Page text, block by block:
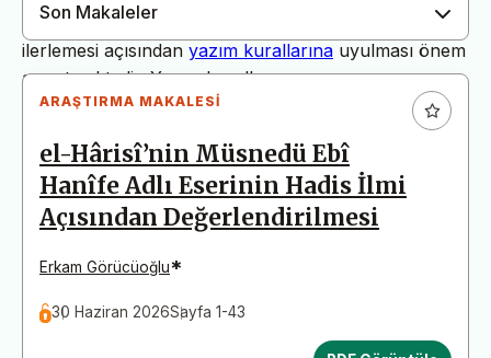
Dergimiz yayın süreçlerinin daha hızlı ve sağlıklı
ilerlemesi açısından yazım kurallarına uyulması önem
arz etmektedir. Yazım kurallarına uymayan
başvurular değerlendirme aşamasına alınmadan iade
edilecektir. Bu nedenle çalışmalarınızı yüklemeden
önce çalışmanızın yazım kurallarına uygun olarak
düzenlendiğinden emin olunuz.
Yayın İnceleme Süreci (Yaklaşık 130 Gün)
• Editör İncelemesi
• Şekilsel ve Etik Ön İnceleme
Son Makaleler
ARAŞTIRMA MAKALESI
el-Hârisî’nin Müsnedü Ebî
Hanîfe Adlı Eserinin Hadis İlmi
Açısından Değerlendirilmesi
Erkam Görücüoğlu*
30 Haziran 2026Sayfa 1-43